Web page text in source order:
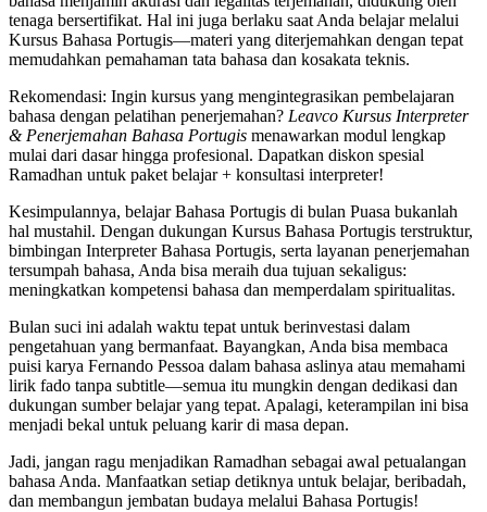
tenaga bersertifikat. Hal ini juga berlaku saat Anda belajar melalui
Kursus Bahasa Portugis—materi yang diterjemahkan dengan tepat
memudahkan pemahaman tata bahasa dan kosakata teknis.
Rekomendasi: Ingin kursus yang mengintegrasikan pembelajaran
bahasa dengan pelatihan penerjemahan? Leavco Kursus Interpreter
& Penerjemahan Bahasa Portugis menawarkan modul lengkap
mulai dari dasar hingga profesional. Dapatkan diskon spesial
Ramadhan untuk paket belajar + konsultasi interpreter!
Kesimpulannya, belajar Bahasa Portugis di bulan Puasa bukanlah
hal mustahil. Dengan dukungan Kursus Bahasa Portugis terstruktur,
bimbingan Interpreter Bahasa Portugis, serta layanan penerjemahan
tersumpah bahasa, Anda bisa meraih dua tujuan sekaligus:
meningkatkan kompetensi bahasa dan memperdalam spiritualitas.
Bulan suci ini adalah waktu tepat untuk berinvestasi dalam
pengetahuan yang bermanfaat. Bayangkan, Anda bisa membaca
puisi karya Fernando Pessoa dalam bahasa aslinya atau memahami
lirik fado tanpa subtitle—semua itu mungkin dengan dedikasi dan
dukungan sumber belajar yang tepat. Apalagi, keterampilan ini bisa
menjadi bekal untuk peluang karir di masa depan.
Jadi, jangan ragu menjadikan Ramadhan sebagai awal petualangan
bahasa Anda. Manfaatkan setiap detiknya untuk belajar, beribadah,
dan membangun jembatan budaya melalui Bahasa Portugis!